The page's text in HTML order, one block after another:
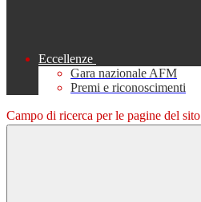
Eccellenze
Gara nazionale AFM
Premi e riconoscimenti
Campo di ricerca per le pagine del sito